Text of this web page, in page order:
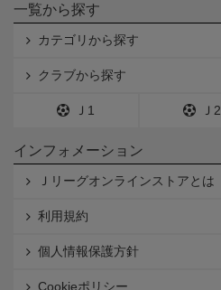
一覧から探す
カテゴリから探す
クラブから探す
Ｊ1 Ｊ2
インフォメーション
Ｊリーグオンラインストアとは
利用規約
個人情報保護方針
Cookieポリシー